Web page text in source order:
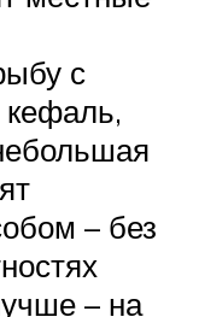
с
кефаль,
– без
– на